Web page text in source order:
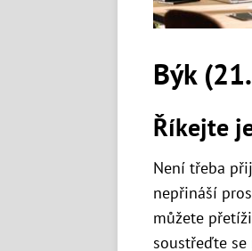
Býk
Říkejte
Není třeba
nepřináší
můžete
soustřeďte se